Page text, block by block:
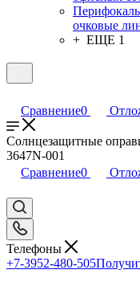
очковые
+ ЕЩЕ 1
Сравнение0
Солнцезащитные
3647N-001
Сравнение0
Телефоны
+7-3952-480-505